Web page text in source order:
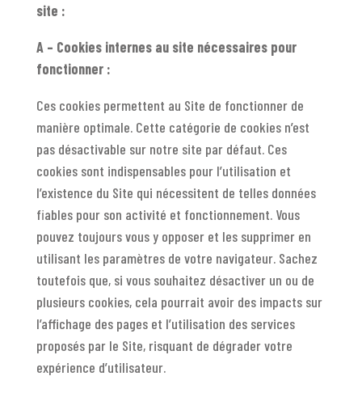
site :
A – Cookies internes au site nécessaires pour
fonctionner :
Ces cookies permettent au Site de fonctionner de
manière optimale. Cette catégorie de cookies n’est
pas désactivable sur notre site par défaut. Ces
cookies sont indispensables pour l’utilisation et
l’existence du Site qui nécessitent de telles données
fiables pour son activité et fonctionnement. Vous
pouvez toujours vous y opposer et les supprimer en
utilisant les paramètres de votre navigateur. Sachez
toutefois que, si vous souhaitez désactiver un ou de
plusieurs cookies, cela pourrait avoir des impacts sur
l’affichage des pages et l’utilisation des services
proposés par le Site, risquant de dégrader votre
expérience d’utilisateur.